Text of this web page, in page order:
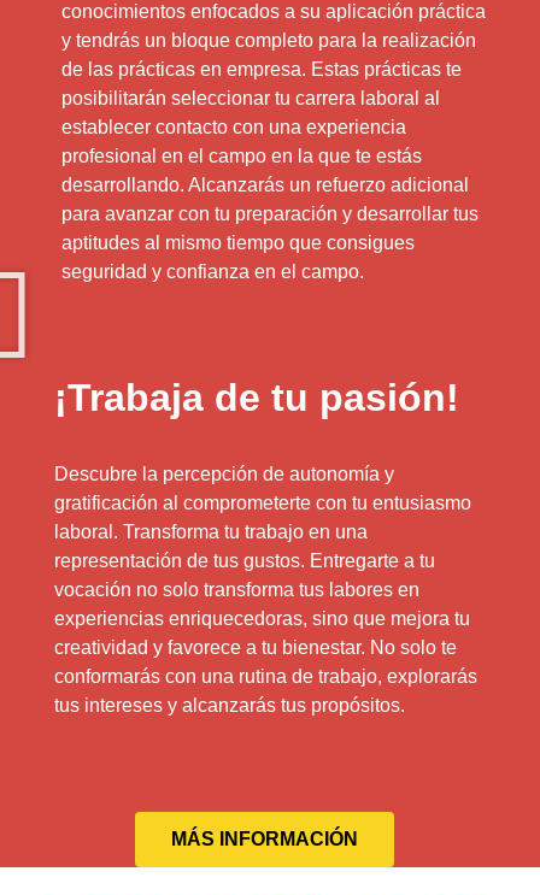
conocimientos enfocados a su aplicación práctica
y tendrás un bloque completo para la realización
de las prácticas en empresa. Estas prácticas te
posibilitarán seleccionar tu carrera laboral al
establecer contacto con una experiencia
profesional en el campo en la que te estás
desarrollando. Alcanzarás un refuerzo adicional
para avanzar con tu preparación y desarrollar tus
aptitudes al mismo tiempo que consigues
seguridad y confianza en el campo.
¡Trabaja de tu pasión!
Descubre la percepción de autonomía y
gratificación al comprometerte con tu entusiasmo
laboral. Transforma tu trabajo en una
representación de tus gustos. Entregarte a tu
vocación no solo transforma tus labores en
experiencias enriquecedoras, sino que mejora tu
creatividad y favorece a tu bienestar. No solo te
conformarás con una rutina de trabajo, explorarás
tus intereses y alcanzarás tus propósitos.
MÁS INFORMACIÓN